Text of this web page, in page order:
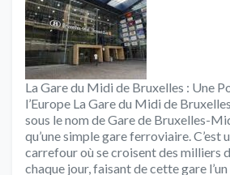
La Gare du Midi de Bruxelles : Une
l’Europe La Gare du Midi de
sous le nom de Gare de Bruxelles-
qu’une simple gare ferroviaire. C’est
carrefour où se croisent des milliers
chaque jour, faisant de cette gare